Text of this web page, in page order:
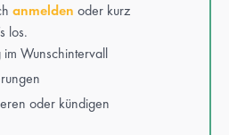
anmelden oder kurz
los.
Wunschintervall
oder kündigen